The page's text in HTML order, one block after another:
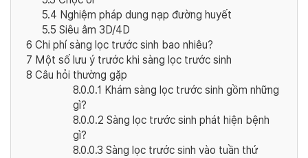
5.4 Nghiệm pháp dung nạp đường huyết
5.5 Siêu âm 3D/4D
6 Chi phí sàng lọc trước sinh bao nhiêu?
7 Một số lưu ý trước khi sàng lọc trước sinh
8 Câu hỏi thường gặp
8.0.0.1 Khám sàng lọc trước sinh gồm những
gì?
8.0.0.2 Sàng lọc trước sinh phát hiện bệnh
gì?
8.0.0.3 Sàng lọc trước sinh vào tuần thứ